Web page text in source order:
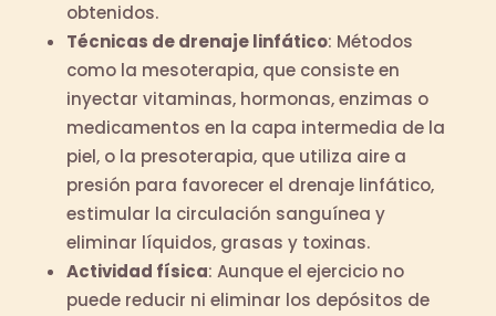
obtenidos.
Técnicas de drenaje linfático: Métodos
como la mesoterapia, que consiste en
inyectar vitaminas, hormonas, enzimas o
medicamentos en la capa intermedia de la
piel, o la presoterapia, que utiliza aire a
presión para favorecer el drenaje linfático,
estimular la circulación sanguínea y
eliminar líquidos, grasas y toxinas.
Actividad física: Aunque el ejercicio no
puede reducir ni eliminar los depósitos de